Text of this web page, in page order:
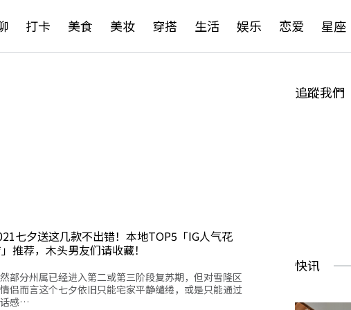
打卡 美食 美妆 穿搭 生活 娱乐 恋爱 星座
七夕送这几款不出错！本地TOP5「IG人气花
推荐，木头男友们请收藏！
部分州属已经进入第二或第三阶段复苏期，但对雪隆区
侣而言这个七夕依旧只能宅家平静缱绻，或是只能通过
感…
追蹤我們
快讯